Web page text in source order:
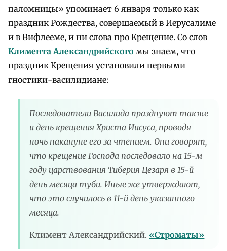
паломницы» упоминает 6 января только как
праздник Рождества, совершаемый в Иерусалиме
и в Вифлееме, и ни слова про Крещение. Со слов
Климента Александрийского мы знаем, что
праздник Крещения установили первыми
гностики-василидиане:
Последователи Василида празднуют также
и день крещения Христа Иисуса, проводя
ночь накануне его за чтением. Они говорят,
что крещение Господа последовало на 15-м
году царствования Тиберия Цезаря в 15-й
день месяца туби. Иные же утверждают,
что это случилось в 11-й день указанного
месяца.
Климент Александрийский. «Строматы»